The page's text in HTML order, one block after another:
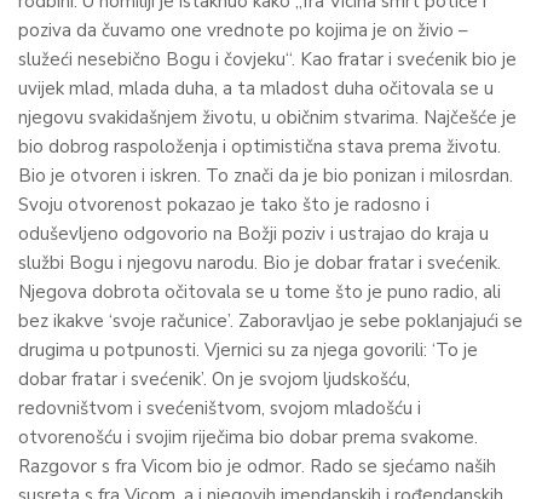
poziva da čuvamo one vrednote po kojima je on živio –
služeći nesebično Bogu i čovjeku“. Kao fratar i svećenik bio je
uvijek mlad, mlada duha, a ta mladost duha očitovala se u
njegovu svakidašnjem životu, u običnim stvarima. Najčešće je
bio dobrog raspoloženja i optimistična stava prema životu.
Bio je otvoren i iskren. To znači da je bio ponizan i milosrdan.
Svoju otvorenost pokazao je tako što je radosno i
oduševljeno odgovorio na Božji poziv i ustrajao do kraja u
službi Bogu i njegovu narodu. Bio je dobar fratar i svećenik.
Njegova dobrota očitovala se u tome što je puno radio, ali
bez ikakve ‘svoje računice’. Zaboravljao je sebe poklanjajući se
drugima u potpunosti. Vjernici su za njega govorili: ‘To je
dobar fratar i svećenik’. On je svojom ljudskošću,
redovništvom i svećeništvom, svojom mladošću i
otvorenošću i svojim riječima bio dobar prema svakome.
Razgovor s fra Vicom bio je odmor. Rado se sjećamo naših